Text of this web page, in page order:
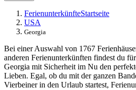
FerienunterkünfteStartseite
USA
Georgia
Bei einer Auswahl von 1767
anderen Ferienunterkünften findest du
Georgia mit Sicherheit im Nu den
Lieben. Egal, ob du mit der ganzen
Vierbeiner in den Urlaub startest,